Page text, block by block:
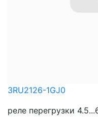
3RU2126-1GJ0
реле перегрузки